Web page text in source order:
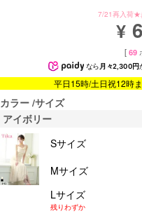
7/21再入荷★
¥
[ 69
なら月々2,300円
平日15時/土日祝12時
カラー サイズ
アイボリー
Sサイズ
Mサイズ
Lサイズ
残りわずか